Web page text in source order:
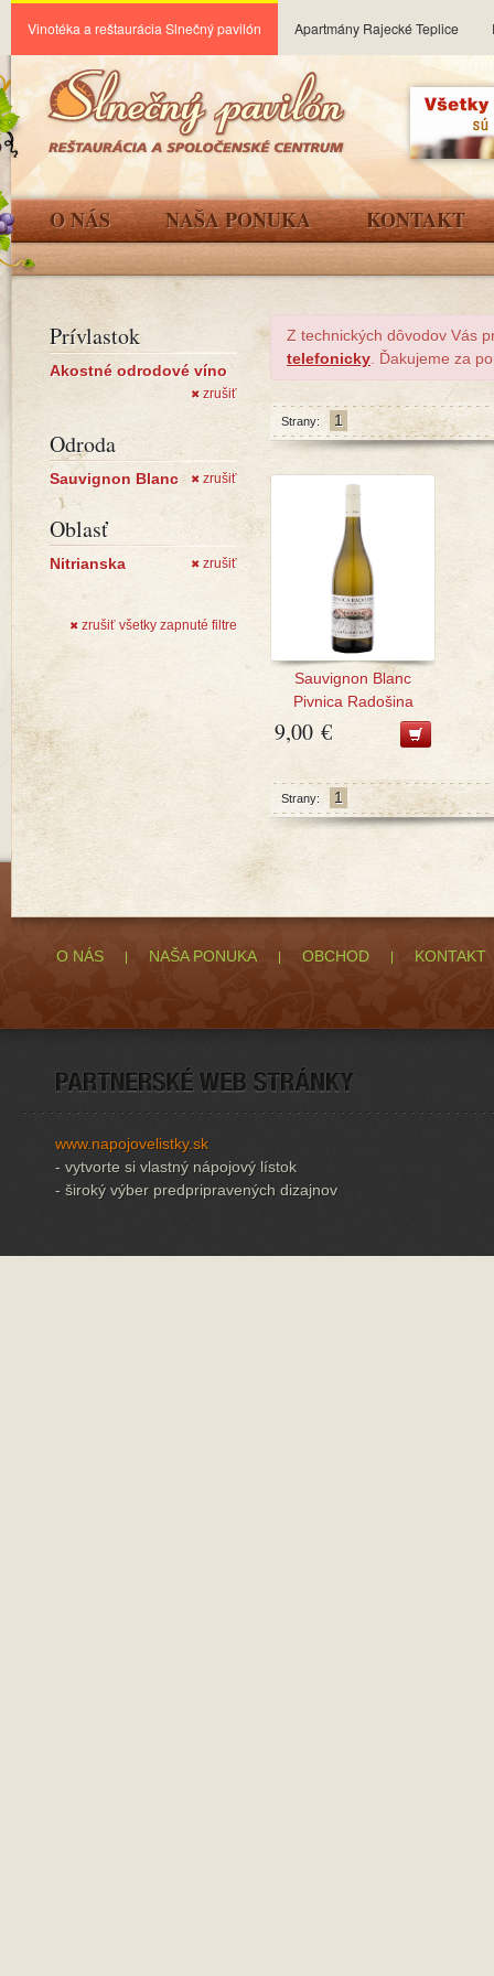
Vinotéka a reštaurácia Slnečný pavilón Apartmány Rajecké Teplice
O NÁS NAŠA PONUKA KONTAKT
Prívlastok
Akostné odrodové víno
✖ zrušiť
Odroda
Sauvignon Blanc ✖ zrušiť
Oblasť
Nitrianska ✖ zrušiť
✖ zrušiť všetky zapnuté filtre
Z technických dôvodov Vás
telefonicky . Ďakujeme za
Strany: 1
Sauvignon Blanc
Pivnica Radošina
9,00 €
Strany: 1
O NÁS NAŠA PONUKA OBCHOD KONTAKT
www.napojovelistky.sk
- vytvorte si vlastný nápojový lístok
- široký výber predpripravených dizajnov